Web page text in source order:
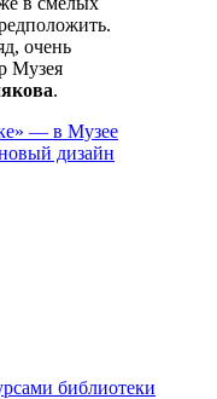
очень
Музея
.
библиотеки